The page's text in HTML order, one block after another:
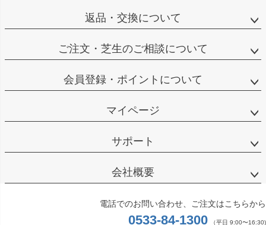
返品・交換について
ご注文・芝生のご相談について
会員登録・ポイントについて
マイページ
サポート
会社概要
電話でのお問い合わせ、ご注文はこちらから
0533-84-1300 （平日 9:00〜16:30)